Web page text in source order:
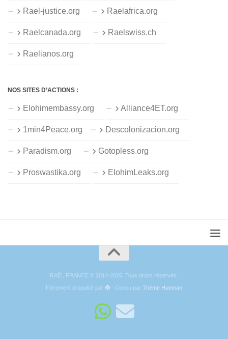
Rael-justice.org Raelafrica.org
Raelcanada.org Raelswiss.ch
Raelianos.org
NOS SITES D’ACTIONS :
Elohimembassy.org Alliance4ET.org
1min4Peace.org Descolonizacion.org
Paradism.org Gotopless.org
Proswastika.org ElohimLeaks.org
RAËL FRANCE © 2014-2026. Tous droits réservés.
Fièrement propulsé par
- Conçu parThème Hueman